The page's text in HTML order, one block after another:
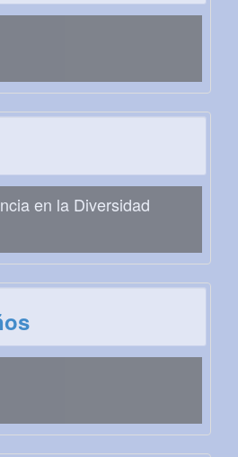
en la Diversidad